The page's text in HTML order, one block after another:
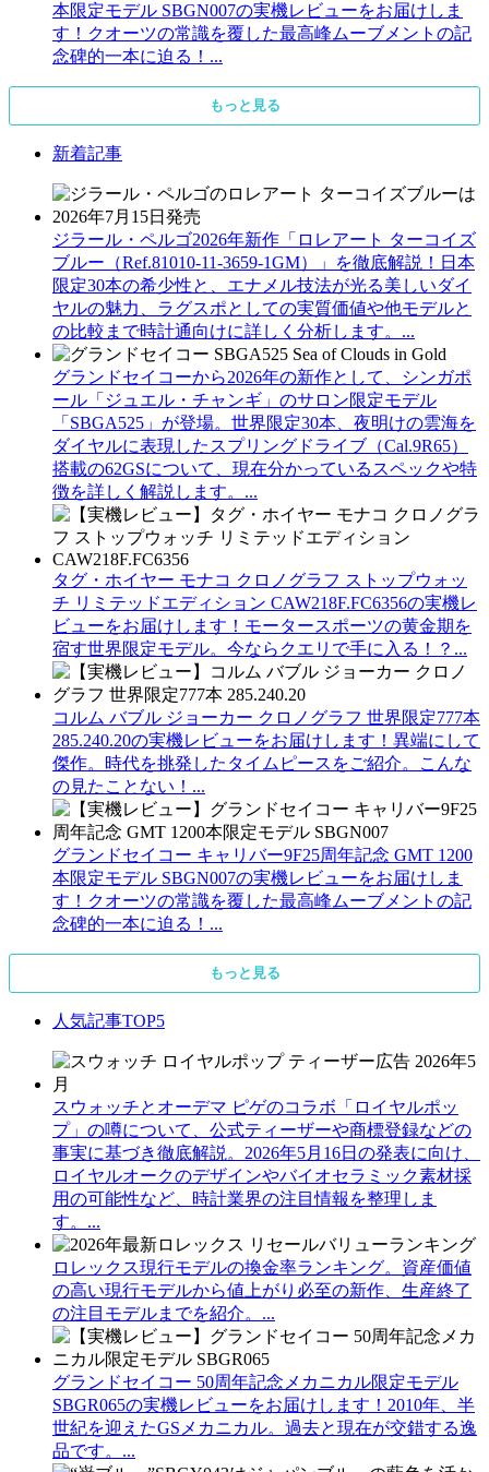
本限定モデル SBGN007の実機レビューをお届けしま
す！クオーツの常識を覆した最高峰ムーブメントの記
念碑的一本に迫る！...
もっと見る
新着記事
ジラール・ペルゴ2026年新作「ロレアート ターコイズ
ブルー（Ref.81010-11-3659-1GM）」を徹底解説！日本
限定30本の希少性と、エナメル技法が光る美しいダイ
ヤルの魅力、ラグスポとしての実質価値や他モデルと
の比較まで時計通向けに詳しく分析します。...
グランドセイコーから2026年の新作として、シンガポ
ール「ジュエル・チャンギ」のサロン限定モデル
「SBGA525」が登場。世界限定30本、夜明けの雲海を
ダイヤルに表現したスプリングドライブ（Cal.9R65）
搭載の62GSについて、現在分かっているスペックや特
徴を詳しく解説します。...
タグ・ホイヤー モナコ クロノグラフ ストップウォッ
チ リミテッドエディション CAW218F.FC6356の実機レ
ビューをお届けします！モータースポーツの黄金期を
宿す世界限定モデル。今ならクエリで手に入る！？...
コルム バブル ジョーカー クロノグラフ 世界限定777本
285.240.20の実機レビューをお届けします！異端にして
傑作。時代を挑発したタイムピースをご紹介。こんな
の見たことない！...
グランドセイコー キャリバー9F25周年記念 GMT 1200
本限定モデル SBGN007の実機レビューをお届けしま
す！クオーツの常識を覆した最高峰ムーブメントの記
念碑的一本に迫る！...
もっと見る
人気記事TOP5
スウォッチとオーデマ ピゲのコラボ「ロイヤルポッ
プ」の噂について、公式ティーザーや商標登録などの
事実に基づき徹底解説。2026年5月16日の発表に向け、
ロイヤルオークのデザインやバイオセラミック素材採
用の可能性など、時計業界の注目情報を整理しま
す。...
ロレックス現行モデルの換金率ランキング。資産価値
の高い現行モデルから値上がり必至の新作、生産終了
の注目モデルまでを紹介。...
グランドセイコー 50周年記念メカニカル限定モデル
SBGR065の実機レビューをお届けします！2010年、半
世紀を迎えたGSメカニカル。過去と現在が交錯する逸
品です。...